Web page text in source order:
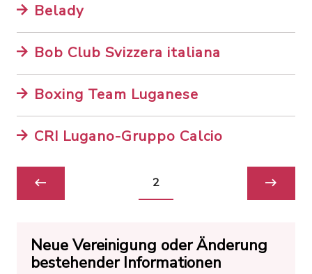
Belady
Bob Club Svizzera italiana
Boxing Team Luganese
CRI Lugano-Gruppo Calcio
2
Neue Vereinigung oder Änderung
bestehender Informationen